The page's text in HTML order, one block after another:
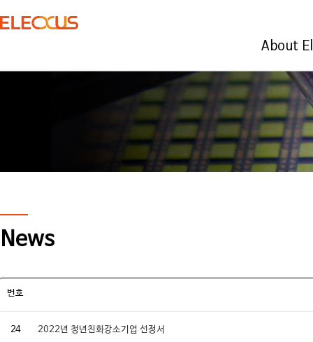
About
News
번호
24 2022년 청년친화강소기업 선정서